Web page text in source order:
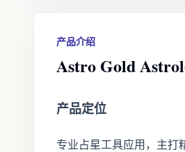
产品介绍
Astro Gold
产品定位
专业占星工具应用，主